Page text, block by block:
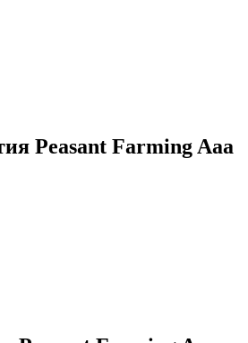
Peasant Farming Aaa